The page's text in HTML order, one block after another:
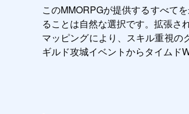
このMMORPGが提供するすべて
ることは自然な選択です。拡張さ
マッピングにより、スキル重視の
ギルド攻城イベントからタイムド